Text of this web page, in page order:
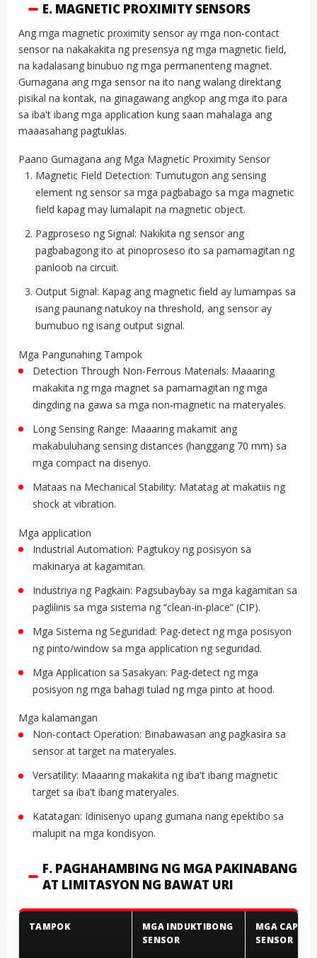
E. MAGNETIC PROXIMITY SENSORS
Ang mga magnetic proximity sensor ay mga non-contact
sensor na nakakakita ng presensya ng mga magnetic field,
na kadalasang binubuo ng mga permanenteng magnet.
Gumagana ang mga sensor na ito nang walang direktang
pisikal na kontak, na ginagawang angkop ang mga ito para
sa iba't ibang mga application kung saan mahalaga ang
maaasahang pagtuklas.
Paano Gumagana ang Mga Magnetic Proximity Sensor
Magnetic Field Detection: Tumutugon ang sensing
element ng sensor sa mga pagbabago sa mga magnetic
field kapag may lumalapit na magnetic object.
Pagproseso ng Signal: Nakikita ng sensor ang
pagbabagong ito at pinoproseso ito sa pamamagitan ng
panloob na circuit.
Output Signal: Kapag ang magnetic field ay lumampas sa
isang paunang natukoy na threshold, ang sensor ay
bumubuo ng isang output signal.
Mga Pangunahing Tampok
Detection Through Non-Ferrous Materials: Maaaring
makakita ng mga magnet sa pamamagitan ng mga
dingding na gawa sa mga non-magnetic na materyales.
Long Sensing Range: Maaaring makamit ang
makabuluhang sensing distances (hanggang 70 mm) sa
mga compact na disenyo.
Mataas na Mechanical Stability: Matatag at makatiis ng
shock at vibration.
Mga application
Industrial Automation: Pagtukoy ng posisyon sa
makinarya at kagamitan.
Industriya ng Pagkain: Pagsubaybay sa mga kagamitan sa
paglilinis sa mga sistema ng “clean-in-place” (CIP).
Mga Sistema ng Seguridad: Pag-detect ng mga posisyon
ng pinto/window sa mga application ng seguridad.
Mga Application sa Sasakyan: Pag-detect ng mga
posisyon ng mga bahagi tulad ng mga pinto at hood.
Mga kalamangan
Non-contact Operation: Binabawasan ang pagkasira sa
sensor at target na materyales.
Versatility: Maaaring makakita ng iba't ibang magnetic
target sa iba't ibang materyales.
Katatagan: Idinisenyo upang gumana nang epektibo sa
malupit na mga kondisyon.
F. PAGHAHAMBING NG MGA PAKINABANG
AT LIMITASYON NG BAWAT URI
TAMPOK
MGA INDUKTIBONG
SENSOR
MGA
SENSOR